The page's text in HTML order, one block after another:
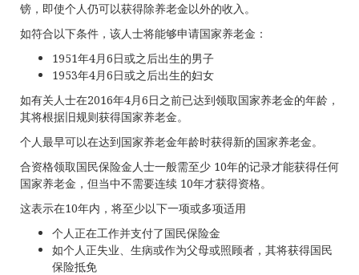
镑，即使个人仍可以获得除养老金以外的收入。
如符合以下条件，该人士将能够申请国家养老金：
1951年4月6日或之后出生的男子
1953年4月6日或之后出生的妇女
如有关人士在2016年4月6日之前已达到领取国家养老金的年龄，
其将根据旧规则获得国家养老金。
个人最早可以在达到国家养老金年龄时获得新的国家养老金。
合资格领取国民保险金人士一般需至少 10年的记录才能获得任何
国家养老金，但当中不需要连续 10年才获得资格。
这表示在10年内，将至少以下一项或多项适用
个人正在工作并支付了国民保险金
如个人正失业、生病或作为父母或照顾者，其将获得国民
保险抵免